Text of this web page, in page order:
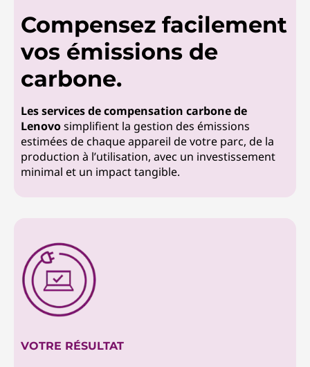
Compensez facilement
vos émissions de
carbone.
Les services de compensation carbone de
Lenovosimplifient la gestion des émissions
estimées de chaque appareil de votre parc, de la
production à l’utilisation, avec un investissement
minimal et un impact tangible.
VOTRE RÉSULTAT